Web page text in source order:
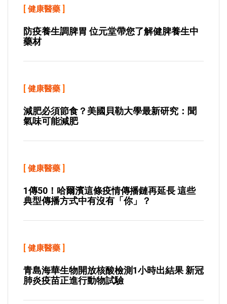
[ 健康醫藥 ]
防疫養生調脾胃 位元堂帶您了解健脾養生中
藥材
[ 健康醫藥 ]
減肥必須節食？美國貝勒大學最新研究：聞
氣味可能減肥
[ 健康醫藥 ]
1傳50！哈爾濱這條疫情傳播鏈再延長 這些
典型傳播方式中有沒有「你」？
[ 健康醫藥 ]
青島海華生物開放核酸檢測1小時出結果 新冠
肺炎疫苗正進行動物試驗